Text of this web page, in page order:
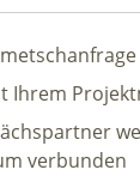
Ihrem
verbunden